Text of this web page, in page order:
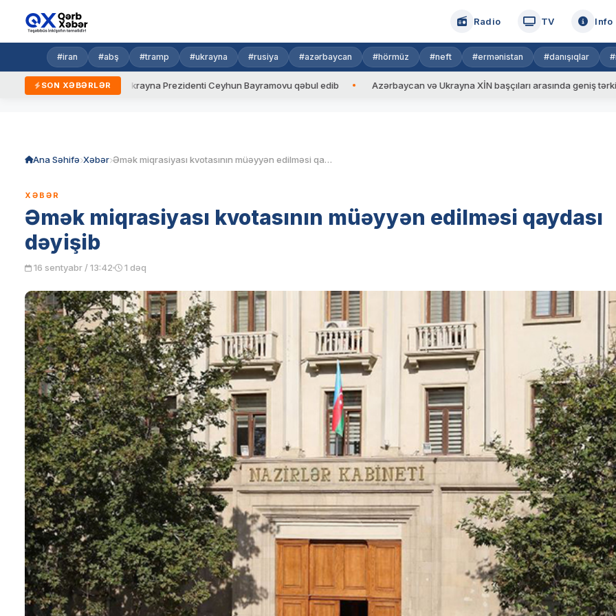
Radio TV Info
#iran #abş #tramp #ukrayna #rusiya #azərbaycan #hörmüz #neft #ermənistan #danışıqlar
SON XƏBƏRLƏR
qaydalar Ukrayna Prezidenti Ceyhun Bayramovu qəbul edib Azərbaycan və Ukrayna XİN başçıları arasında geniş tərkibdə
Ana Səhifə Xəbər Əmək miqrasiyası kvotasının müəyyən edilməsi qaydası dəyişib
XƏBƏR
Əmək miqrasiyası kvotasının müəyyən edilməsi qaydası
dəyişib
16 sentyabr / 13:42 1 dəq